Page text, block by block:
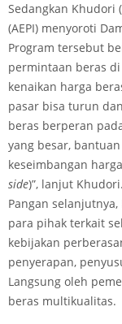
Sedangkan Khudori
(AEPI) menyoroti
Program tersebut
permintaan beras
kenaikan harga
pasar bisa turun
beras berperan
yang besar,
keseimbangan
side)”, lanjut
Pangan
para pihak terkait
kebijakan
penyerapan,
Langsung oleh
beras multikualitas.